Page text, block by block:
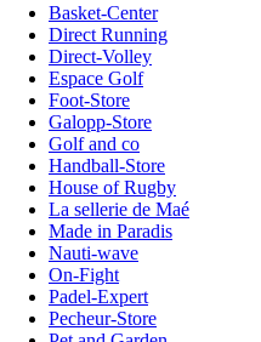
Basket-Center
Direct Running
Direct-Volley
Espace Golf
Foot-Store
Galopp-Store
Golf and co
Handball-Store
House of Rugby
La sellerie de Maé
Made in Paradis
Nauti-wave
On-Fight
Padel-Expert
Pecheur-Store